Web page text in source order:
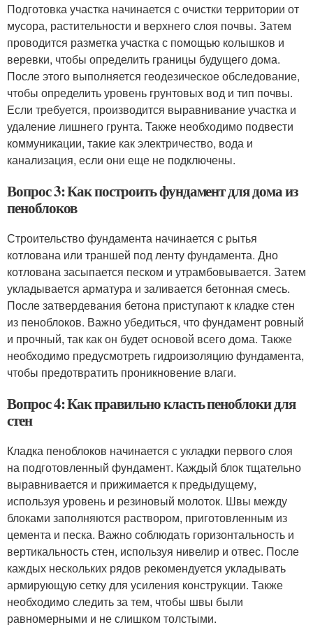
Подготовка участка начинается с очистки территории от
мусора, растительности и верхнего слоя почвы. Затем
проводится разметка участка с помощью колышков и
веревки, чтобы определить границы будущего дома.
После этого выполняется геодезическое обследование,
чтобы определить уровень грунтовых вод и тип почвы.
Если требуется, производится выравнивание участка и
удаление лишнего грунта. Также необходимо подвести
коммуникации, такие как электричество, вода и
канализация, если они еще не подключены.
Вопрос 3: Как построить фундамент для дома из
пеноблоков
Строительство фундамента начинается с рытья
котлована или траншей под ленту фундамента. Дно
котлована засыпается песком и утрамбовывается. Затем
укладывается арматура и заливается бетонная смесь.
После затвердевания бетона приступают к кладке стен
из пеноблоков. Важно убедиться, что фундамент ровный
и прочный, так как он будет основой всего дома. Также
необходимо предусмотреть гидроизоляцию фундамента,
чтобы предотвратить проникновение влаги.
Вопрос 4: Как правильно класть пеноблоки для
стен
Кладка пеноблоков начинается с укладки первого слоя
на подготовленный фундамент. Каждый блок тщательно
выравнивается и прижимается к предыдущему,
используя уровень и резиновый молоток. Швы между
блоками заполняются раствором, приготовленным из
цемента и песка. Важно соблюдать горизонтальность и
вертикальность стен, используя нивелир и отвес. После
каждых нескольких рядов рекомендуется укладывать
армирующую сетку для усиления конструкции. Также
необходимо следить за тем, чтобы швы были
равномерными и не слишком толстыми.